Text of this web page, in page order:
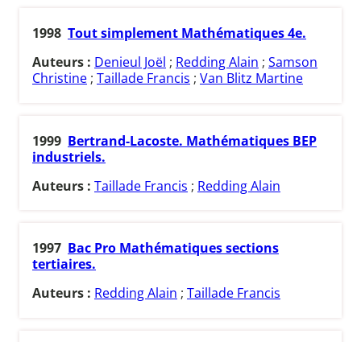
1998 Tout simplement Mathématiques 4e.
Auteurs : Denieul Joël ; Redding Alain ; Samson
Christine ; Taillade Francis ; Van Blitz Martine
1999 Bertrand-Lacoste. Mathématiques BEP
industriels.
Auteurs : Taillade Francis ; Redding Alain
1997 Bac Pro Mathématiques sections
tertiaires.
Auteurs : Redding Alain ; Taillade Francis